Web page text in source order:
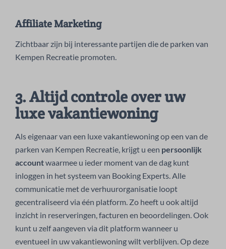
Affiliate Marketing
Zichtbaar zijn bij interessante partijen die de parken van
Kempen Recreatie promoten.
3. Altijd controle over uw
luxe vakantiewoning
Als eigenaar van een luxe vakantiewoning op een van de
parken van Kempen Recreatie, krijgt u een persoonlijk
accountwaarmee u ieder moment van de dag kunt
inloggen in het systeem van Booking Experts. Alle
communicatie met de verhuurorganisatie loopt
gecentraliseerd via één platform. Zo heeft u ook altijd
inzicht in reserveringen, facturen en beoordelingen. Ook
kunt u zelf aangeven via dit platform wanneer u
eventueel in uw vakantiewoning wilt verblijven. Op deze